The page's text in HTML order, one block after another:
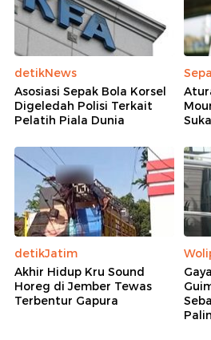
detikNews
Asosiasi Sepak Bola Korsel
Digeledah Polisi Terkait
Pelatih Piala Dunia
detikJatim
Akhir Hidup Kru Sound
Horeg di Jember Tewas
Terbentur Gapura